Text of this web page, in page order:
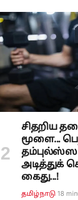
சிதறிய
மூளை...
கைது...!
தமிழ்நாடு 18